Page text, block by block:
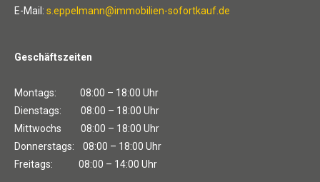
E-Mail: s.eppelmann@immobilien-sofortkauf.de
Geschäftszeiten
Montags: 08:00 – 18:00 Uhr
Dienstags: 08:00 – 18:00 Uhr
Mittwochs 08:00 – 18:00 Uhr
Donnerstags: 08:00 – 18:00 Uhr
Freitags: 08:00 – 14:00 Uhr